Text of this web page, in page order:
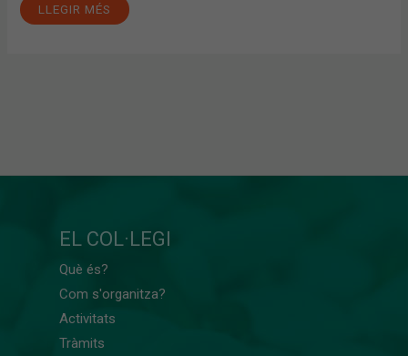
LLEGIR MÉS
EL COL·LEGI
Què és?
Com s'organitza?
Activitats
Tràmits